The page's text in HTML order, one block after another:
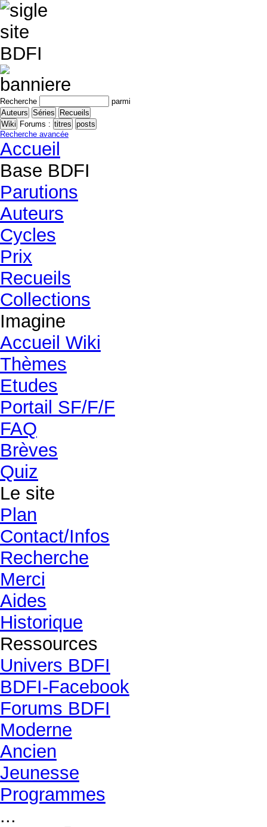
Recherche parmi
Forums :
Recherche avancée
Accueil
Base BDFI
Parutions
Auteurs
Cycles
Prix
Recueils
Collections
Imagine
Accueil Wiki
Thèmes
Etudes
Portail SF/F/F
FAQ
Brèves
Quiz
Le site
Plan
Contact/Infos
Recherche
Merci
Aides
Historique
Ressources
Univers BDFI
BDFI-Facebook
Forums BDFI
Moderne
Ancien
Jeunesse
Programmes
...